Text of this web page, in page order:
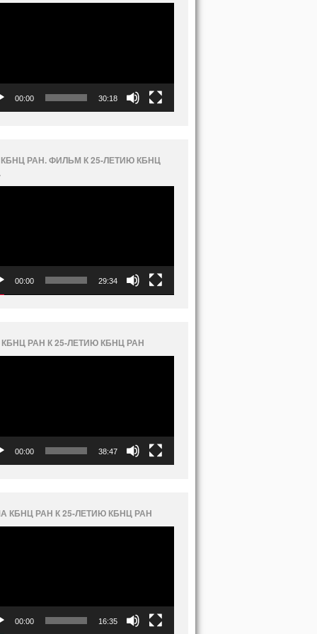
00:00 30:18
РАН. ФИЛЬМ К 25-ЛЕТИЮ КБНЦ
00:00 29:34
РАН К 25-ЛЕТИЮ КБНЦ РАН
00:00 38:47
КБНЦ РАН К 25-ЛЕТИЮ КБНЦ РАН
00:00 16:35